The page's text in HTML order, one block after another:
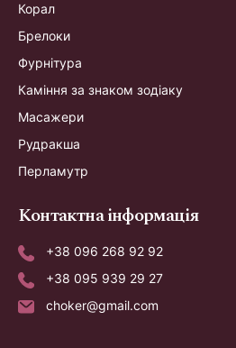
Корал
Брелоки
Фурнітура
Каміння за знаком зодіаку
Масажери
Рудракша
Перламутр
Контактна інформація
+38 096 268 92 92
+38 095 939 29 27
choker@gmail.com